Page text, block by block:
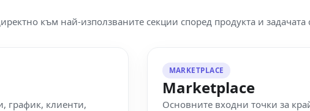
към най-използваните секции според продукта и задачата
график, клиенти,
MARKETPLACE
Marketplace
Основните входни точки за